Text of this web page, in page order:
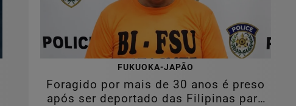
FUKUOKA-JAPÃO
Foragido por mais de 30 anos é preso
após ser deportado das Filipinas para